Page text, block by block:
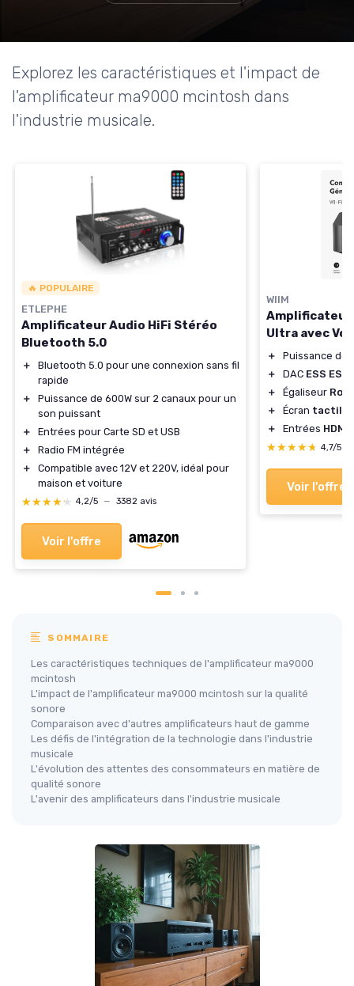
Explorez les caractéristiques et l'impact de
l'amplificateur ma9000 mcintosh dans
l'industrie musicale.
🔥 POPULAIRE
ETLEPHE
Amplificateur Audio HiFi Stéréo
Bluetooth 5.0
＋
Bluetooth 5.0 pour une connexion sans fil
rapide
＋
Puissance de 600W sur 2 canaux pour un
son puissant
＋
Entrées pour Carte SD et USB
＋
Radio FM intégrée
＋
Compatible avec 12V et 220V, idéal pour
maison et voiture
★★★★★
★★★★★ 4,2/5 — 3382 avis
Voir l'offre
WIIM
Amplificateur
Ultra avec
＋ Puissance de
＋
DAC ESS
＋
Égaliseur
＋
Écran tactile
＋
Entrées HDMI
★★★★★
★★★★★ 4,7/5
Voir l'offre
SOMMAIRE
Les caractéristiques techniques de l'amplificateur ma9000
mcintosh
L'impact de l'amplificateur ma9000 mcintosh sur la qualité
sonore
Comparaison avec d'autres amplificateurs haut de gamme
Les défis de l'intégration de la technologie dans l'industrie
musicale
L'évolution des attentes des consommateurs en matière de
qualité sonore
L'avenir des amplificateurs dans l'industrie musicale